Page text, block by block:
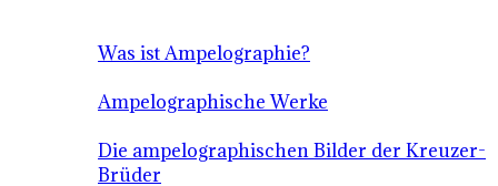
Was ist Ampelographie?
Ampelographische Werke
Die ampelographischen Bilder der Kreuzer-
Brüder